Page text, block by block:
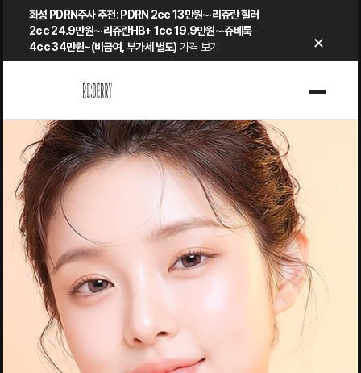
content
화성 PDRN주사 추천: PDRN 2cc 13만원~·리쥬란 힐러
2cc 24.9만원~·리쥬란HB+ 1cc 19.9만원~·쥬베룩
4cc 34만원~(비급여, 부가세 별도) 가격 보기 ×